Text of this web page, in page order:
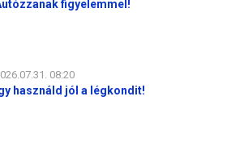
figyelemmel!
08:20
használd jól a légkondit!